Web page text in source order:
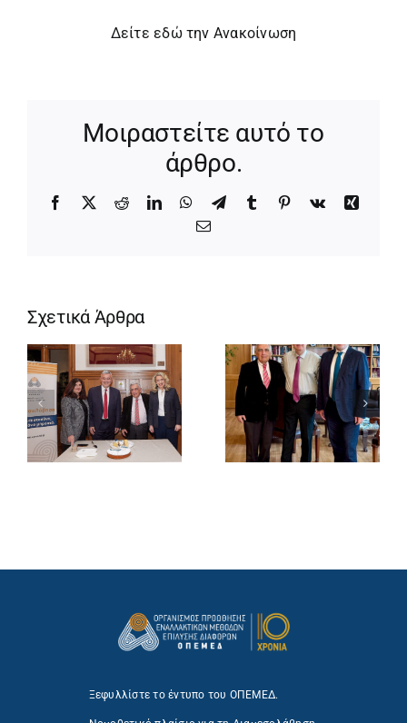
Δείτε εδώ την Ανακοίνωση
Μοιραστείτε αυτό το
άρθρο.
Facebook
X RedditLinkedInWhatsApp
TelegramTumblr Pinterest
Vk
Xing
Email
Σχετικά Άρθρα
Ξεφυλλίστε το έντυπο του ΟΠΕΜΕΔ.